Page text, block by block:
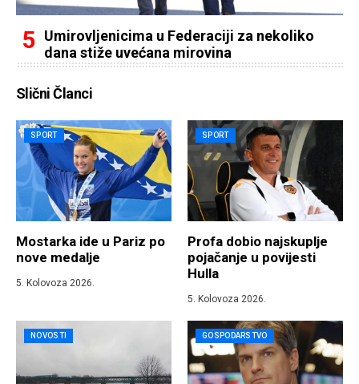
Umirovljenicima u Federaciji za nekoliko
dana stiže uvećana mirovina
Slični Članci
SPORT
Mostarka ide u Pariz po
nove medalje
5. Kolovoza 2026.
SPORT
Profa dobio najskuplje
pojačanje u povijesti
Hulla
5. Kolovoza 2026.
NOVOSTI GOSPODARSTVO